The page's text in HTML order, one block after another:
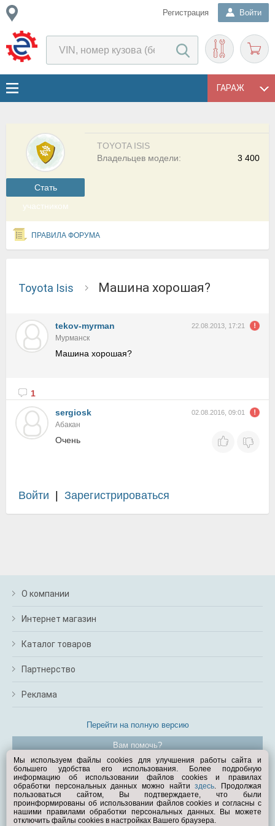
Регистрация Войти
ГАРАЖ
Cтать
участником
TOYOTA ISIS
3 400
Владельцев модели:
ПРАВИЛА ФОРУМА
Toyota Isis Машина хорошая?
tekov-myrman 22.08.2013, 17:21
Мурманск
Машина хорошая?
1
sergiosk
02.08.2016, 09:01
Абакан
Очень
Войти Зарегистрироваться
О компании
Интернет магазин
Каталог товаров
Партнерство
Реклама
Перейти на полную версию
Вам помочь?
© Exist.ru 1998—2026
Мы используем файлы cookies для улучшения работы сайта и
большего удобства его использования. Более подробную
информацию об использовании файлов cookies и правилах
обработки персональных данных можно найтиздесь. Продолжая
пользоваться сайтом, Вы подтверждаете, что были
проинформированы об использовании файлов cookies и согласны с
нашими правилами обработки персональных данных. Вы можете
отключить файлы cookies в настройках Вашего браузера.